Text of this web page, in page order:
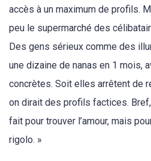
accès à un maximum de profils.
peu le supermarché des
Des gens sérieux comme des
une dizaine de nanas en 1 mois,
concrètes. Soit elles arrêtent de
on dirait des profils factices.
fait pour trouver l’amour, mais
rigolo. »